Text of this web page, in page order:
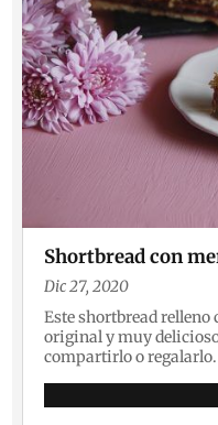
Shortbread con
Dic 27, 2020
Este shortbread relleno
original y muy
compartirlo o